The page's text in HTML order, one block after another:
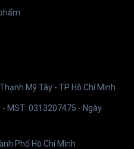
Mỹ Tây - TP Hồ Chí Minh
- MST: 0313207475 - Ngày
Phố Hồ Chí Minh